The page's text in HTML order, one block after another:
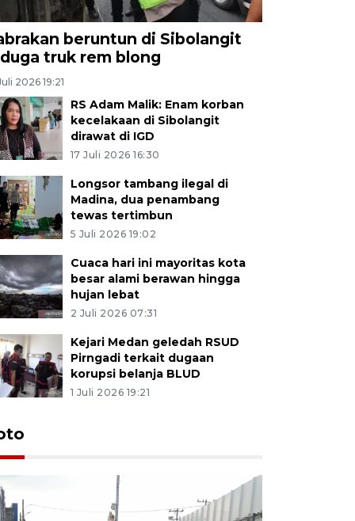
beruntun di Sibolangit
truk rem blong
2026 19:21
RS Adam Malik: Enam korban
kecelakaan di Sibolangit
dirawat di IGD
17 Juli 2026 16:30
Longsor tambang ilegal di
Madina, dua penambang
tewas tertimbun
5 Juli 2026 19:02
Cuaca hari ini mayoritas kota
besar alami berawan hingga
hujan lebat
2 Juli 2026 07:31
Kejari Medan geledah RSUD
Pirngadi terkait dugaan
korupsi belanja BLUD
1 Juli 2026 19:21